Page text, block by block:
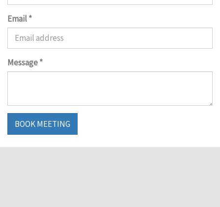
Email*
Message*
BOOK MEETING